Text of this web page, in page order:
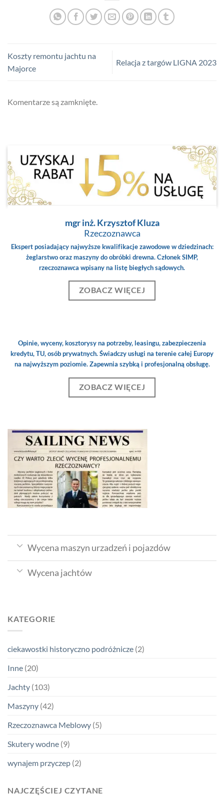
Koszty remontu jachtu na
Majorce
Relacja z targów LIGNA 2023
Komentarze są zamknięte.
mgr inż. Krzysztof Kluza
Rzeczoznawca
Ekspert posiadający najwyższe kwalifikacje zawodowe w dziedzinach:
żeglarstwo oraz maszyny do obróbki drewna. Członek SIMP,
rzeczoznawca wpisany na listę biegłych sądowych.
ZOBACZ WIĘCEJ
Opinie, wyceny, kosztorysy na potrzeby, leasingu, zabezpieczenia
kredytu, TU, osób prywatnych. Świadczy usługi na terenie całej Europy
na najwyższym poziomie. Zapewnia szybką i profesjonalną obsługę.
ZOBACZ WIĘCEJ
Wycena maszyn urzadzeń i pojazdów
Wycena jachtów
KATEGORIE
ciekawostki historyczno podróżnicze (2)
Inne (20)
Jachty (103)
Maszyny (42)
Rzeczoznawca Meblowy (5)
Skutery wodne (9)
wynajem przyczep (2)
NAJCZĘŚCIEJ CZYTANE